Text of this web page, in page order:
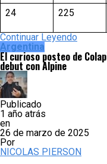
24
225
Continuar Leyendo
Argentina
El curioso posteo de
debut con Alpine
Publicado
1 año atrás
en
26 de marzo de 2025
Por
NICOLAS PIERSON